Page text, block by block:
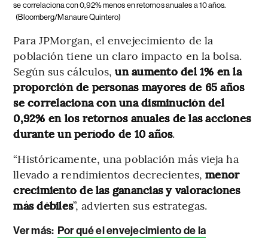
se correlaciona con 0,92% menos en retornos anuales a 10 años.
(Bloomberg/Manaure Quintero)
Para JPMorgan, el envejecimiento de la
población tiene un claro impacto en la bolsa.
Según sus cálculos,un aumento del 1% en la
proporción de personas mayores de 65 años
se correlaciona con una disminución del
0,92% en los retornos anuales de las acciones
durante un período de 10 años.
“Históricamente, una población más vieja ha
llevado a rendimientos decrecientes,menor
crecimiento de las ganancias y valoraciones
más débiles”, advierten sus estrategas.
Ver más: Por qué el envejecimiento de la